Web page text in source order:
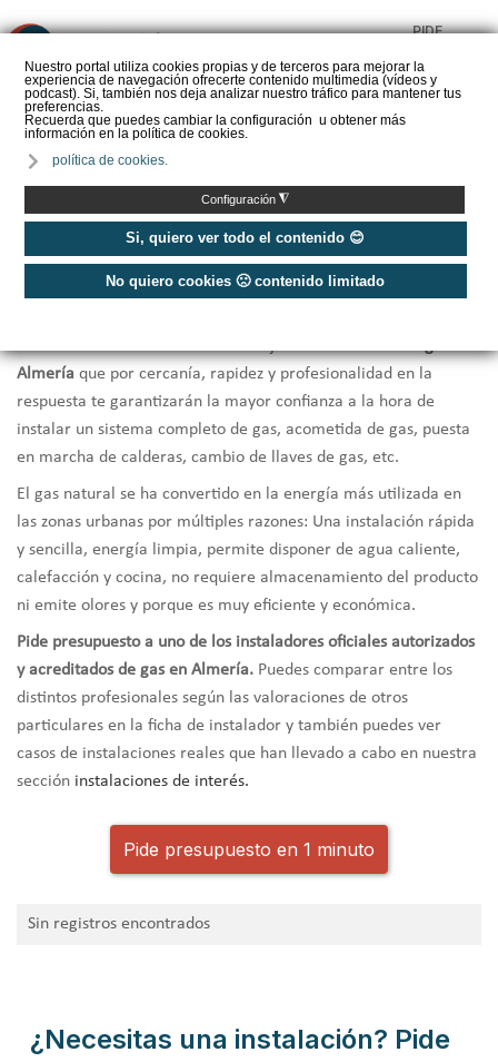
Nuestro portal utiliza cookies propias y de terceros para mejorar la
experiencia de navegación ofrecerte contenido multimedia (vídeos y
podcast). Si, también nos deja analizar nuestro tráfico para mantener tus
preferencias.
Recuerda que puedes cambiar la configuración u obtener más
información en la política de cookies.
política de cookies.
Configuración ◮
Si, quiero ver todo el contenido 😊
No quiero cookies 🙁 contenido limitado
PIDE
CALORYFRIO
Inicio
Instaladores Gas Almería
¿Necesitas hacer lainstalación de gas natural en tu vivienda o
Almería que por cercanía, rapidez y profesionalidad en la
respuesta te garantizarán la mayor confianza a la hora de
instalar un sistema completo de gas, acometida de gas, puesta
en marcha de calderas, cambio de llaves de gas, etc.
El gas natural se ha convertido en la energía más utilizada en
las zonas urbanas por múltiples razones: Una instalación rápida
y sencilla, energía limpia, permite disponer de agua caliente,
calefacción y cocina, no requiere almacenamiento del producto
ni emite olores y porque es muy eficiente y económica.
Pide presupuesto a uno de los instaladores oficiales autorizados
y acreditados de gas en Almería. Puedes comparar entre los
distintos profesionales según las valoraciones de otros
particulares en la ficha de instalador y también puedes ver
casos de instalaciones reales que han llevado a cabo en nuestra
sección instalaciones de interés.
Pide presupuesto en 1 minuto
Sin registros encontrados
¿Necesitas una instalación? Pide